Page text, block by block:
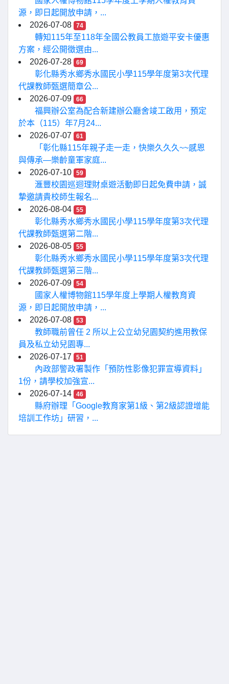
源，即日起開放申請，...
2026-07-08
74
轉知115年至118年全國公教員工旅遊平安卡優惠
方案，經公開徵選由...
2026-07-28
69
彰化縣秀水鄉秀水國民小學115學年度第3次代理
代課教師甄選簡章公...
2026-07-09
66
福興辦公室為配合新建辦公廳舍竣工啟用，預定
於本（115）年7月24...
2026-07-07
61
「彰化縣115年親子走一走，快樂久久久~~感恩
與傳承—樂齡童軍家庭...
2026-07-10
59
滙豐校園巡迴理財桌遊活動即日起免費申請，誠
摯邀請貴校師生報名...
2026-08-04
55
彰化縣秀水鄉秀水國民小學115學年度第3次代理
代課教師甄選第二階...
2026-08-05
55
彰化縣秀水鄉秀水國民小學115學年度第3次代理
代課教師甄選第三階...
2026-07-09
54
國家人權博物館115學年度上學期人權教育資
源，即日起開放申請，...
2026-07-08
53
教師職前曾任 2 所以上公立幼兒園契約進用教保
員及私立幼兒園專...
2026-07-17
51
內政部警政署製作「預防性影像犯罪宣導資料」
1份，請學校加強宣...
2026-07-14
46
縣府辦理「Google教育家第1級、第2級認證增能
培訓工作坊」研習，...